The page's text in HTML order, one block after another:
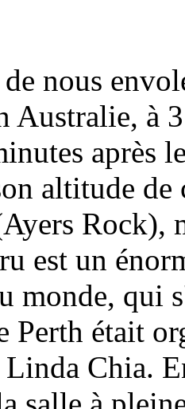
nous
Australie, à
après
altitude
Rock),
est un
monde, qui
Perth était
Linda Chia.